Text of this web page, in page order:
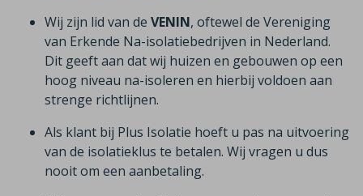
Wij zijn lid van de VENIN, oftewel de Vereniging
van Erkende Na-isolatiebedrijven in Nederland.
Dit geeft aan dat wij huizen en gebouwen op een
hoog niveau na-isoleren en hierbij voldoen aan
strenge richtlijnen.
Als klant bij Plus Isolatie hoeft u pas na uitvoering
van de isolatieklus te betalen. Wij vragen u dus
nooit om een aanbetaling.